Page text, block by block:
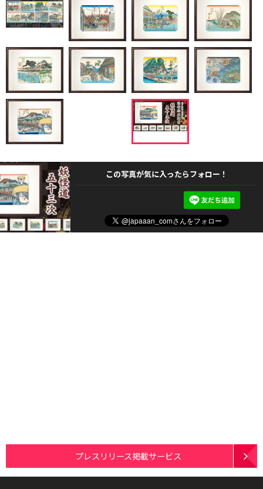
この写真が気に入ったらフォロー！
プレスリリース掲載サービス